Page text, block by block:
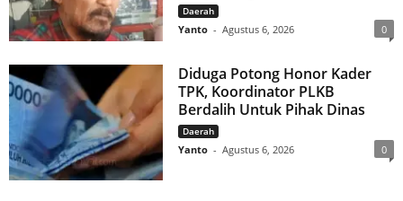
Daerah
Yanto - Agustus 6, 2026 0
Diduga Potong Honor Kader
TPK, Koordinator PLKB
Berdalih Untuk Pihak Dinas
Daerah
Yanto - Agustus 6, 2026 0